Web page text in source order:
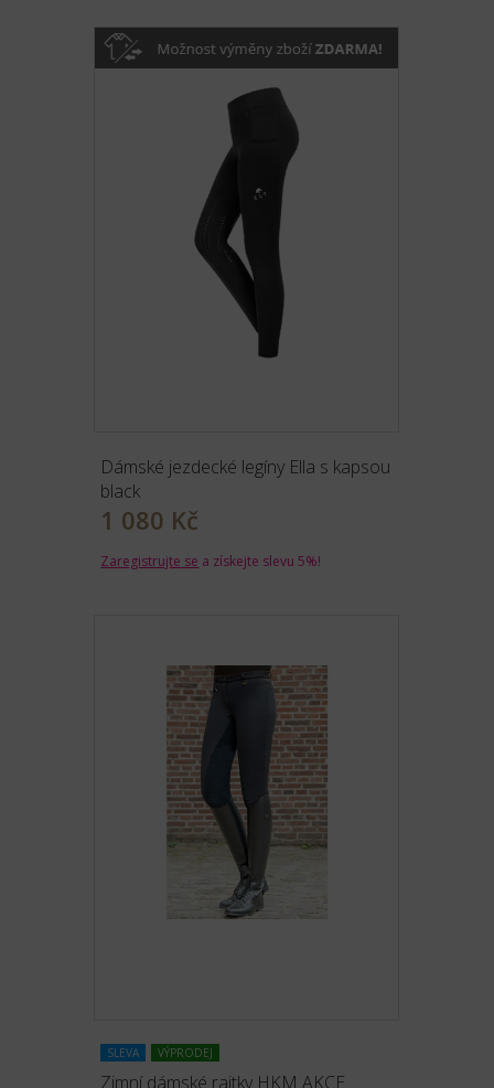
Dámské jezdecké legíny Ella s kapsou
black
1 080 Kč
Zaregistrujte se a získejte slevu 5%!
SLEVA VÝPRODEJ
Zimní dámské rajtky HKM AKCE